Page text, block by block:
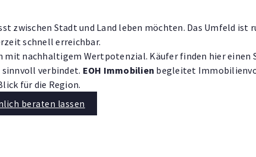
zwischen Stadt und Land leben möchten. Das Umfeld
schnell erreichbar.
mit nachhaltigem Wertpotenzial. Käufer finden hier einen
verbindet. EOH Immobilien begleitet
für die Region.
beraten lassen